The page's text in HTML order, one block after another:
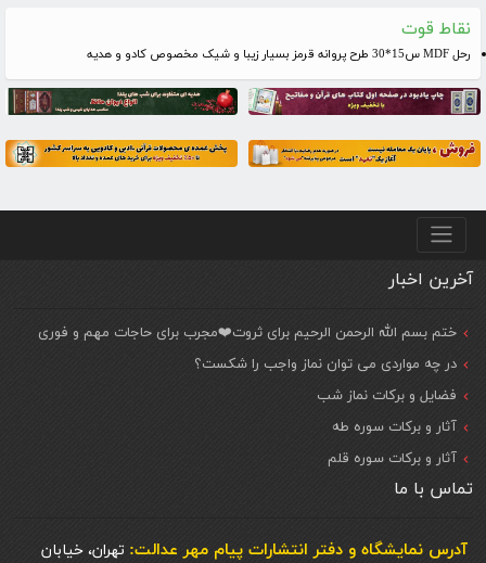
نقاط قوت
رحل MDF س15*30 طرح پروانه قرمز بسیار زیبا و شیک مخصوص کادو و هدیه
منو پایین
آخرین اخبار
ختم بسم الله الرحمن الرحیم برای ثروت❤️مجرب برای حاجات مهم و فوری
در چه مواردی می توان نماز واجب را شکست؟
فضایل و برکات نماز شب
آثار و برکات سوره طه
آثار و برکات سوره قلم
تماس با ما
آدرس نمایشگاه و دفتر انتشارات پيام مهر عدالت: تهران، خیابان